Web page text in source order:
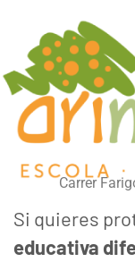
Carrer
Si quieres
educativa